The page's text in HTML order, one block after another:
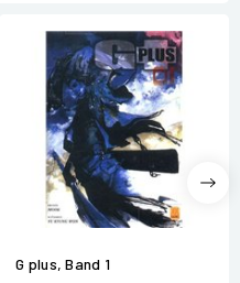
G plus, Band 1